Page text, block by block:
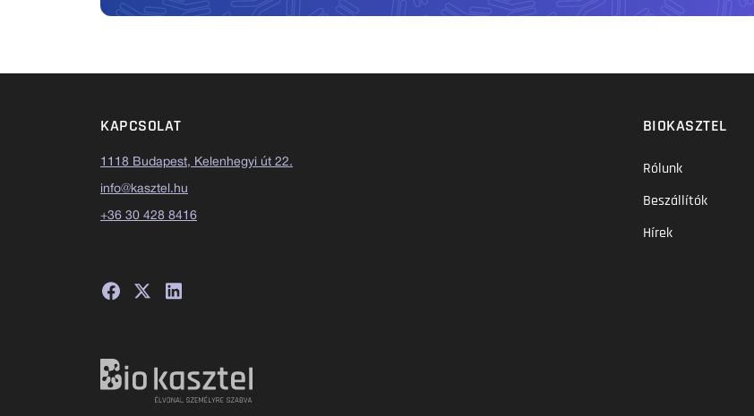
KAPCSOLAT
1118 Budapest, Kelenhegyi út 22.
info@kasztel.hu
+36 30 428 8416
BIOKASZTEL
Rólunk
Beszállítók
Hírek